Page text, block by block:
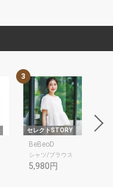
3
セレクトSTORY
BeBeoD
シャツ/ブラウス
5,980円